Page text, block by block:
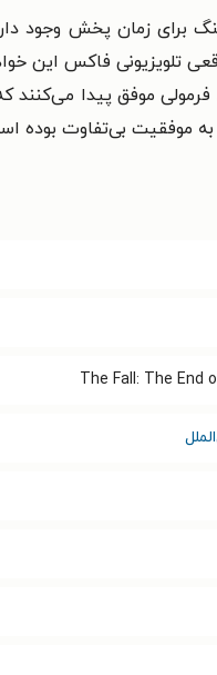
جنگ برای زمان پخش وجود
تلویزیونی فاکس این
موفق پیدا می‌کنند
به موفقیت بی‌تفاوت بوده
The Fall: The End